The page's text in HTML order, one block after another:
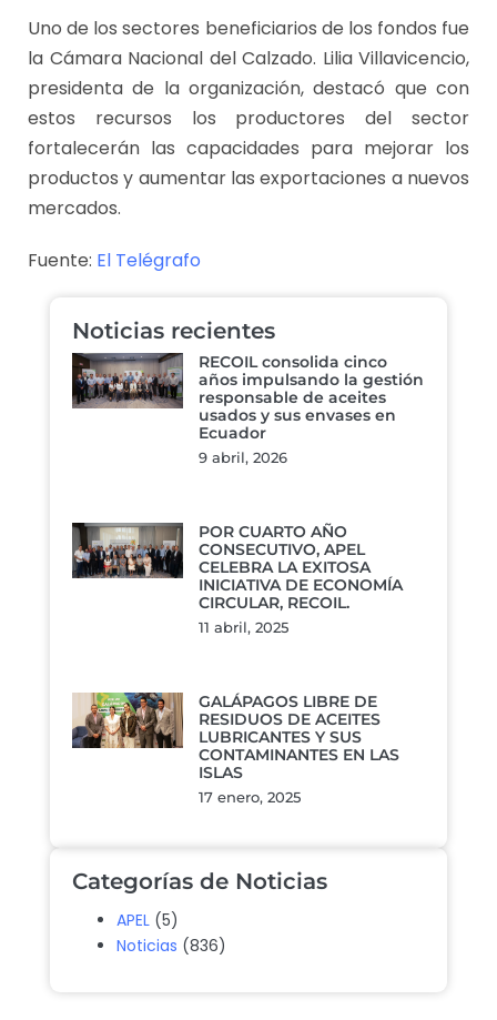
Uno de los sectores beneficiarios de los fondos fue
la Cámara Nacional del Calzado. Lilia Villavicencio,
presidenta de la organización, destacó que con
estos recursos los productores del sector
fortalecerán las capacidades para mejorar los
productos y aumentar las exportaciones a nuevos
mercados.
Fuente: El Telégrafo
Noticias recientes
RECOIL consolida cinco
años impulsando la gestión
responsable de aceites
usados y sus envases en
Ecuador
9 abril, 2026
POR CUARTO AÑO
CONSECUTIVO, APEL
CELEBRA LA EXITOSA
INICIATIVA DE ECONOMÍA
CIRCULAR, RECOIL.
11 abril, 2025
GALÁPAGOS LIBRE DE
RESIDUOS DE ACEITES
LUBRICANTES Y SUS
CONTAMINANTES EN LAS
ISLAS
17 enero, 2025
Categorías de Noticias
APEL (5)
Noticias (836)